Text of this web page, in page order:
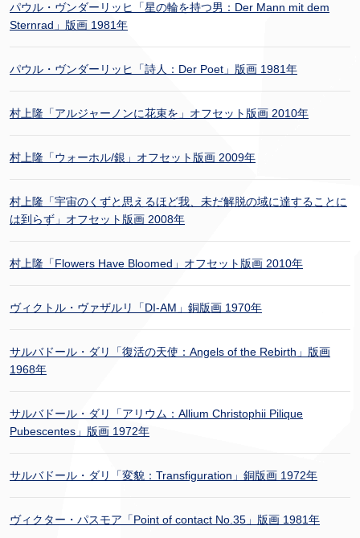
パウル・ヴンダーリッヒ「星の輪を持つ男：Der Mann mit dem
Sternrad」版画 1981年
パウル・ヴンダーリッヒ「詩人：Der Poet」版画 1981年
村上隆「アルジャーノンに花束を」オフセット版画 2010年
村上隆「ウォーホル/銀」オフセット版画 2009年
村上隆「宇宙のくずと思えるほど我、未だ解脱の域に達することに
は到らず」オフセット版画 2008年
村上隆「Flowers Have Bloomed」オフセット版画 2010年
ヴィクトル・ヴァザルリ「DI-AM」銅版画 1970年
サルバドール・ダリ「復活の天使：Angels of the Rebirth」版画
1968年
サルバドール・ダリ「アリウム：Allium Christophii Pilique
Pubescentes」版画 1972年
サルバドール・ダリ「変貌：Transfiguration」銅版画 1972年
ヴィクター・パスモア「Point of contact No.35」版画 1981年